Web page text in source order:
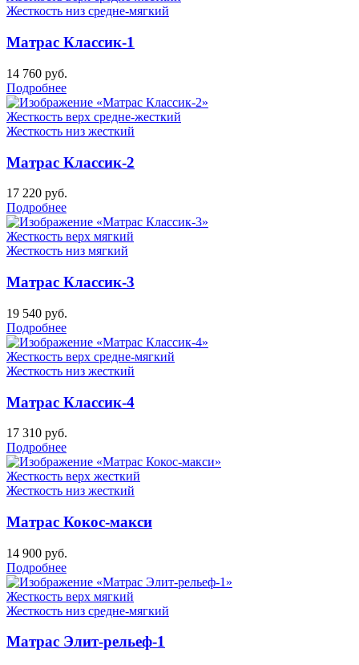
Жесткость низ средне-мягкий
Матрас Классик-1
14 760 руб.
Подробнее
Жесткость верх средне-жесткий
Жесткость низ жесткий
Матрас Классик-2
17 220 руб.
Подробнее
Жесткость верх мягкий
Жесткость низ мягкий
Матрас Классик-3
19 540 руб.
Подробнее
Жесткость верх средне-мягкий
Жесткость низ жесткий
Матрас Классик-4
17 310 руб.
Подробнее
Жесткость верх жесткий
Жесткость низ жесткий
Матрас Кокос-макси
14 900 руб.
Подробнее
Жесткость верх мягкий
Жесткость низ средне-мягкий
Матрас Элит-рельеф-1